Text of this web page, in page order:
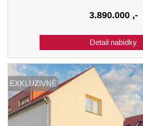
3.890.000 ,-
EXKLUZIVNĚ